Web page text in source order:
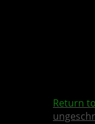
Return